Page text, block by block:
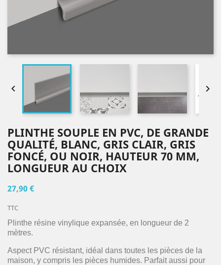
 
PLINTHE SOUPLE EN PVC, DE GRANDE
QUALITÉ, BLANC, GRIS CLAIR, GRIS
FONCÉ, OU NOIR, HAUTEUR 70 MM,
LONGUEUR AU CHOIX
27,90 €
TTC
Plinthe résine vinylique expansée, en longueur de 2
mètres.
Aspect PVC résistant, idéal dans toutes les pièces de la
maison, y compris les pièces humides. Parfait aussi pour